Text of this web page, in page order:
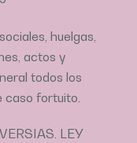
huelgas,
actos y
todos los
caso fortuito.
LEY